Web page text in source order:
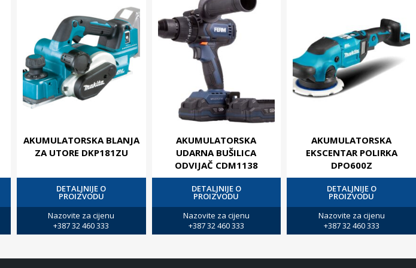
AKUMULATORSKA BLANJA
ZA UTORE DKP181ZU
DETALJNIJE O
PROIZVODU
Nazovite za cijenu
+387 32 460 333
AKUMULATORSKA
UDARNA BUŠILICA
ODVIJAČ CDM1138
DETALJNIJE O
PROIZVODU
Nazovite za cijenu
+387 32 460 333
AKUMULATORSKA
EKSCENTAR POLIRKA
DPO600Z
DETALJNIJE O
PROIZVODU
Nazovite za cijenu
+387 32 460 333